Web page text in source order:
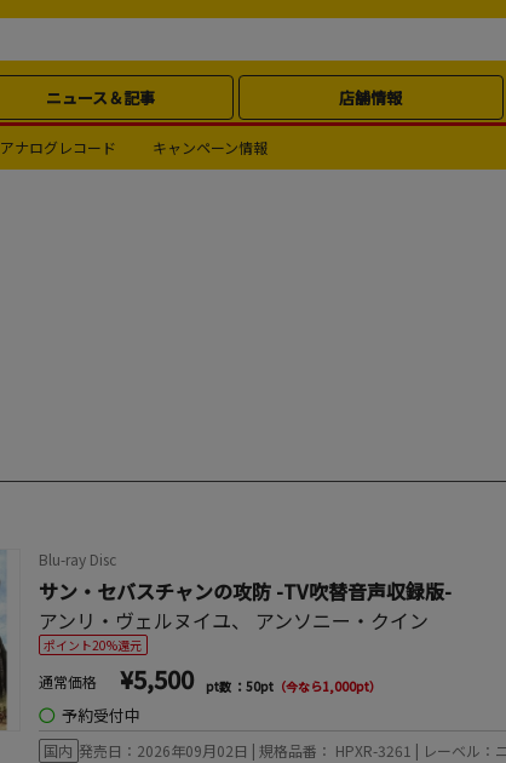
ニュース＆記事 店舗情報
アナログレコード キャンペーン情報
Blu-ray Disc
サン・セバスチャンの攻防 -TV吹替音声収録版-
アンリ・ヴェルヌイユ、 アンソニー・クイン
ポイント20%還元
通常価格 ¥5,500 pt数 ：50pt （今なら1,000pt）
◯ 予約受付中
国内 発売日：2026年09月02日 | 規格品番： HPXR-3261 | レーベル：